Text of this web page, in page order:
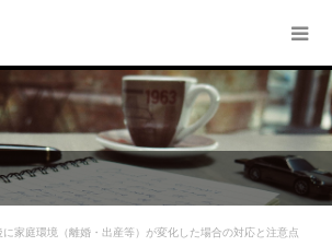
に家庭環境（離婚・出産等）が変化した場合の対応と注意点